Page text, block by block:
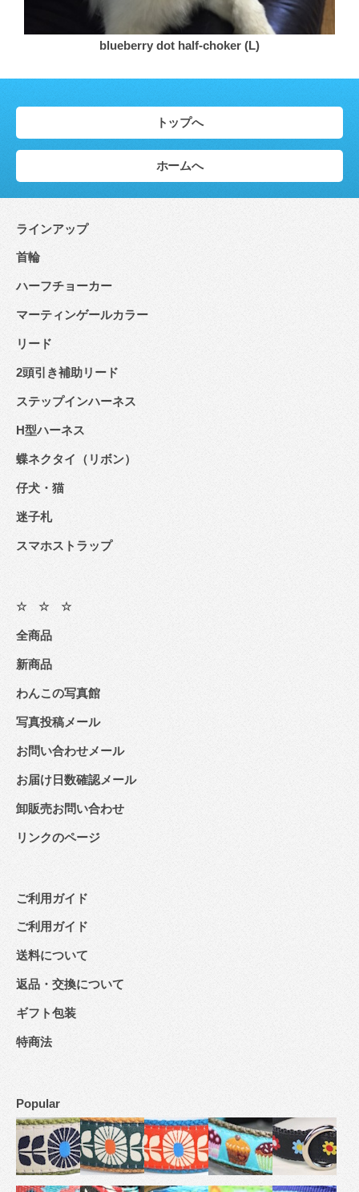
blueberry dot half-choker (L)
トップへ
ホームへ
ラインアップ
首輪
ハーフチョーカー
マーティンゲールカラー
リード
2頭引き補助リード
ステップインハーネス
H型ハーネス
蝶ネクタイ（リボン）
仔犬・猫
迷子札
スマホストラップ
☆ ☆ ☆
全商品
新商品
わんこの写真館
写真投稿メール
お問い合わせメール
お届け日数確認メール
卸販売お問い合わせ
リンクのページ
ご利用ガイド
ご利用ガイド
送料について
返品・交換について
ギフト包装
特商法
Popular